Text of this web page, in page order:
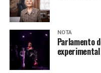
Violencia
asesinada en 2016
denunciaron que dos
asesinado a su hija, hasta
impunidad sigue
Nacional de Mujeres a
estudiar abogacía. La
NOTA
Parlamento